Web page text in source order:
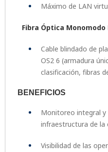
Máximo de LAN
Fibra Óptica Monomodo
Cable blindado de
OS2 6 (armadura
clasificación, fibras
BENEFICIOS
Monitoreo integral y
infraestructura de la
Visibilidad de las